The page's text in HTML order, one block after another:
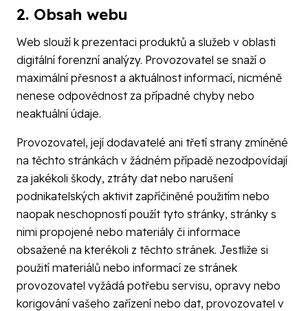
2. Obsah webu
Web slouží k prezentaci produktů a služeb v oblasti
digitální forenzní analýzy. Provozovatel se snaží o
maximální přesnost a aktuálnost informací, nicméně
nenese odpovědnost za případné chyby nebo
neaktuální údaje.
Provozovatel, její dodavatelé ani třetí strany zmíněné
na těchto stránkách v žádném případě nezodpovídají
za jakékoli škody, ztráty dat nebo narušení
podnikatelských aktivit zapříčiněné použitím nebo
naopak neschopností použít tyto stránky, stránky s
nimi propojené nebo materiály či informace
obsažené na kterékoli z těchto stránek. Jestliže si
použití materiálů nebo informací ze stránek
provozovatel vyžádá potřebu servisu, opravy nebo
korigování vašeho zařízení nebo dat, provozovatel v